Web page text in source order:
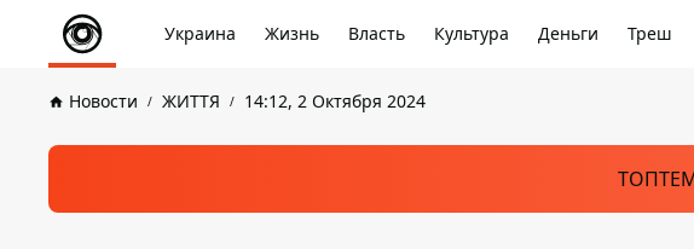
Украина Жизнь Власть Культура Деньги Треш
Новости ЖИТТЯ 14:12, 2 Октября 2024